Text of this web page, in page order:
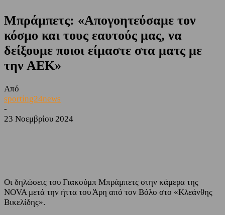
Μπράμπετς: «Απογοητεύσαμε τον
κόσμο και τους εαυτούς μας, να
δείξουμε ποιοι είμαστε στα ματς με
την ΑΕΚ»
Από
sporting24news
-
23 Νοεμβρίου 2024
Οι δηλώσεις του Γιακούμπ Μπράμπετς στην κάμερα της
NOVA μετά την ήττα του Άρη από τον Βόλο στο «Κλεάνθης
Βικελίδης».